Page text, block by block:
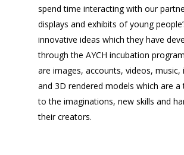
spend time interacting with our
displays and exhibits of young
innovative ideas which they have
through the AYCH incubation
are images, accounts, videos, music,
and 3D rendered models which are
to the imaginations, new skills and
their creators.